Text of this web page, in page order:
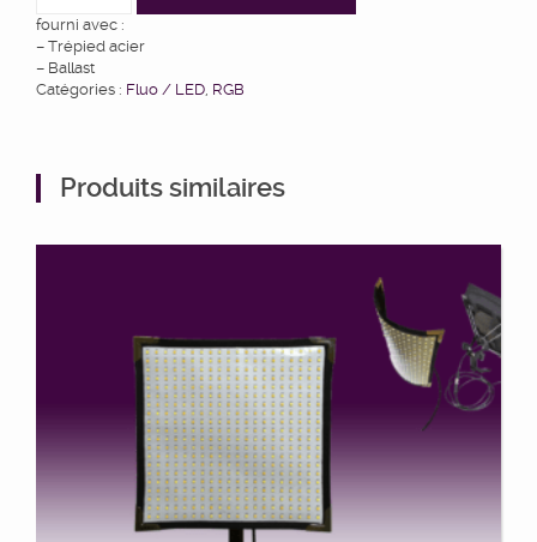
fourni avec :
– Trépied acier
– Ballast
Catégories : Fluo / LED RGB
Produits similaires